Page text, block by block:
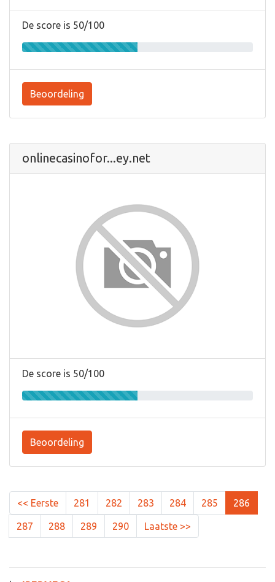
De score is 50/100
Beoordeling
onlinecasinofor...ey.net
De score is 50/100
Beoordeling
<< Eerste 281 282 283 284 285 286
287 288 289 290 Laatste >>